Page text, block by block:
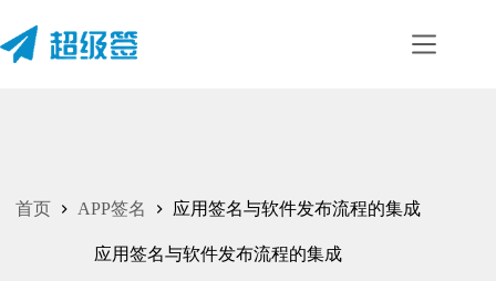
首页 APP签名 应用签名与软件发布流程的集成
应用签名与软件发布流程的集成